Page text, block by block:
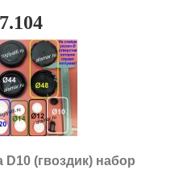
D10 (гвоздик) набор